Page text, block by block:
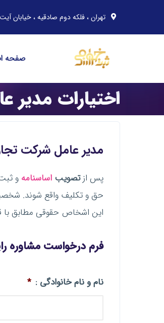
تهران ، فلکه دوم صادقیه ، خیابان آیت اله کاشانی ،
صفحه
اختیارات مدیر
مدیرعامل شرکت
پس ازتصویب اساسنامه و
حق و تکلیف واقع شوند.
این اشخاص حقوقی مطابق با
فرم درخواست مشاوره
نام و نام خانوادگی : *